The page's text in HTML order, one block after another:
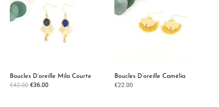
Boucles D’oreille Mila Courte
€42.00 €36.00
Boucles D’oreille Camélia
€22.00